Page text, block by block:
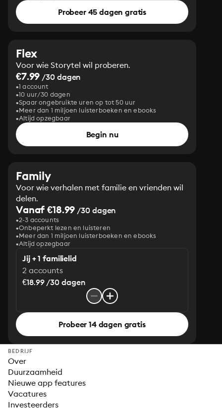
Probeer 45 dagen gratis
Flex
Voor wie Storytel wil proberen.
€7.99 /30 dagen
1 account
10 uur/30 dagen
Spaar ongebruikte uren op tot 50 uur
Meer dan 1 miljoen luisterboeken en ebooks
Altijd opzegbaar
Begin nu
Family
Voor wie verhalen met familie en vrienden wil
delen.
Vanaf €18.99 /30 dagen
2-3 accounts
Onbeperkt lezen en luisteren
Meer dan 1 miljoen luisterboeken en ebooks
Altijd opzegbaar
Jij + 1 familielid
2 accounts
€18.99 /30 dagen
Probeer 14 dagen gratis
BEDRIJF
Over
Duurzaamheid
Nieuwe app features
Vacatures
Investeerders